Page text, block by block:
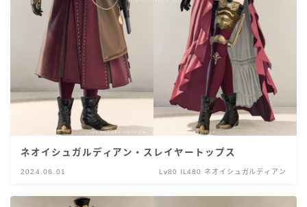
ネオイシュガルディアン・スレイヤートップス
2024.06.01 Lv80 IL480 ネオイシュガルディアン